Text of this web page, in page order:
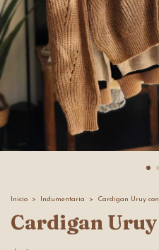
Inicio > Indumentaria > Cardigan Uruy
Cardigan